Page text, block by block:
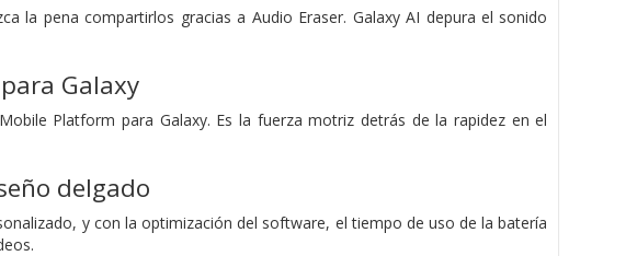
la pena compartirlos gracias a Audio Eraser. Galaxy AI depura el sonido
Galaxy
Platform para Galaxy. Es la fuerza motriz detrás de la rapidez en el
delgado
y con la optimización del software, el tiempo de uso de la batería